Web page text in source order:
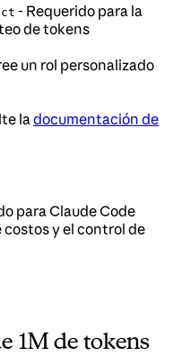
- Requerido para la
de tokens
un rol personalizado
la documentación de
para Claude Code
y el control de
1M de tokens